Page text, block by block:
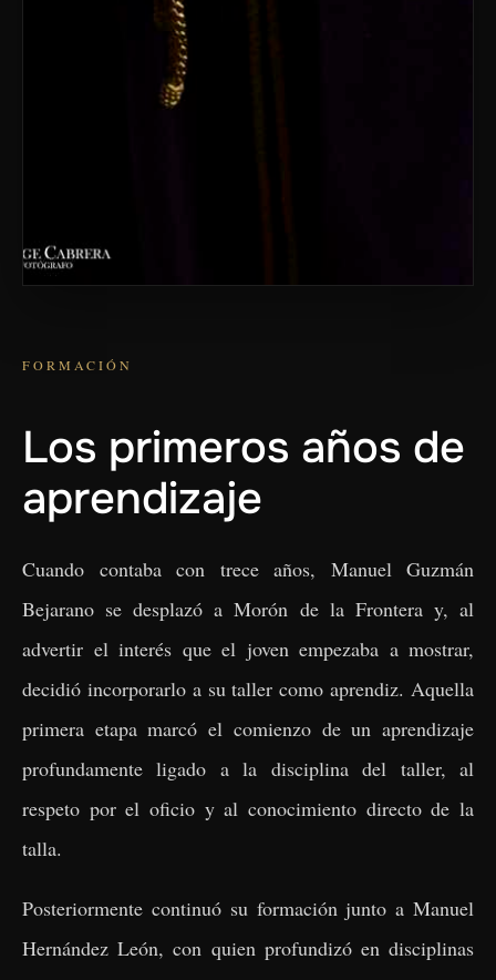
FORMACIÓN
Los primeros años de
aprendizaje
Cuando contaba con trece años, Manuel Guzmán
Bejarano se desplazó a Morón de la Frontera y, al
advertir el interés que el joven empezaba a mostrar,
decidió incorporarlo a su taller como aprendiz. Aquella
primera etapa marcó el comienzo de un aprendizaje
profundamente ligado a la disciplina del taller, al
respeto por el oficio y al conocimiento directo de la
talla.
Posteriormente continuó su formación junto a Manuel
Hernández León, con quien profundizó en disciplinas